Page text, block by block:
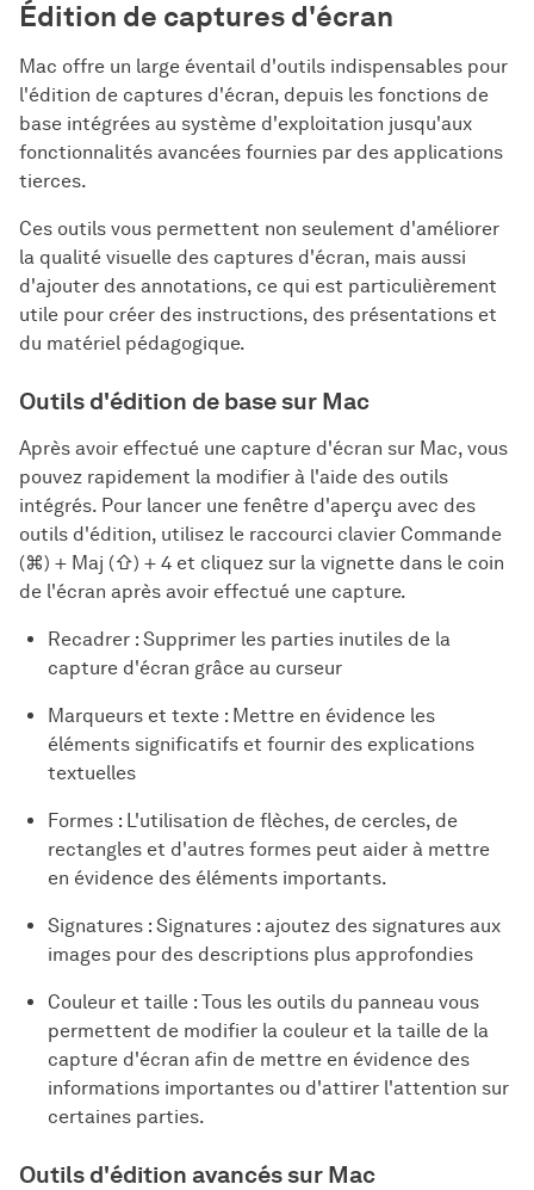
Édition de captures d'écran
Mac offre un large éventail d'outils indispensables pour
l'édition de captures d'écran, depuis les fonctions de
base intégrées au système d'exploitation jusqu'aux
fonctionnalités avancées fournies par des applications
tierces.
Ces outils vous permettent non seulement d'améliorer
la qualité visuelle des captures d'écran, mais aussi
d'ajouter des annotations, ce qui est particulièrement
utile pour créer des instructions, des présentations et
du matériel pédagogique.
Outils d'édition de base sur Mac
Après avoir effectué une capture d'écran sur Mac, vous
pouvez rapidement la modifier à l'aide des outils
intégrés. Pour lancer une fenêtre d'aperçu avec des
outils d'édition, utilisez le raccourci clavier Commande
(⌘) + Maj (⇧) + 4 et cliquez sur la vignette dans le coin
de l'écran après avoir effectué une capture.
Recadrer : Supprimer les parties inutiles de la
capture d'écran grâce au curseur
Marqueurs et texte : Mettre en évidence les
éléments significatifs et fournir des explications
textuelles
Formes : L'utilisation de flèches, de cercles, de
rectangles et d'autres formes peut aider à mettre
en évidence des éléments importants.
Signatures : Signatures : ajoutez des signatures aux
images pour des descriptions plus approfondies
Couleur et taille : Tous les outils du panneau vous
permettent de modifier la couleur et la taille de la
capture d'écran afin de mettre en évidence des
informations importantes ou d'attirer l'attention sur
certaines parties.
Outils d'édition avancés sur Mac